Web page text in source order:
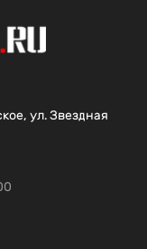
ул. Звездная